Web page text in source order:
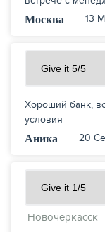
Москва
13
Хороший банк,
условия
Аника
20
Новочеркасск